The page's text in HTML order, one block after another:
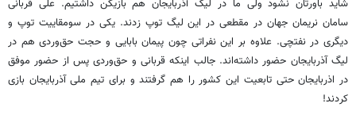
شاید باورتان نشود ولی ما در لیگ آذربایجان هم بازیکن داشتیم. علی قربانی
سامان نریمان جهان در مقطعی در این لیگ توپ زدند. یکی در سومقاییت توپ و
دیگری در نفتچی. علاوه بر این نفراتی چون پیمان بابایی و حجت حق‌وردی هم در
لیگ آذربایجان حضور داشته‌اند. جالب اینکه قربانی و حق‌وردی پس از حضور موفق
در اذربایجان حتی تابعیت این کشور را هم گرفتند و برای تیم ملی آذربایجان بازی
کردند!